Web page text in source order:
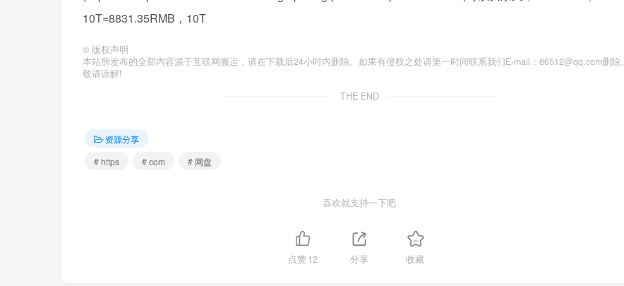
10T=8831.35RMB，10T
© 版权声明
本站所发布的全部内容源于互联网搬运，请在下载后24小时内删除。如果有侵权之处请第一时间联系我们E-mail：86512@qq.com删除。
敬请谅解!
THE END
资源分享
# https
# com # 网盘
喜欢就支持一下吧
点赞12 分享 收藏